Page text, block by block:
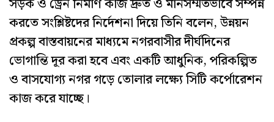
সড়ক ও ড্রেন নির্মাণ কাজ দ্রুত ও মানসম্মতভাবে সম্পন্ন
করতে সংশ্লিষ্টদের নির্দেশনা দিয়ে তিনি বলেন, উন্নয়ন
প্রকল্প বাস্তবায়নের মাধ্যমে নগরবাসীর দীর্ঘদিনের
ভোগান্তি দূর করা হবে এবং একটি আধুনিক, পরিকল্পিত
ও বাসযোগ্য নগর গড়ে তোলার লক্ষ্যে সিটি কর্পোরেশন
কাজ করে যাচ্ছে।